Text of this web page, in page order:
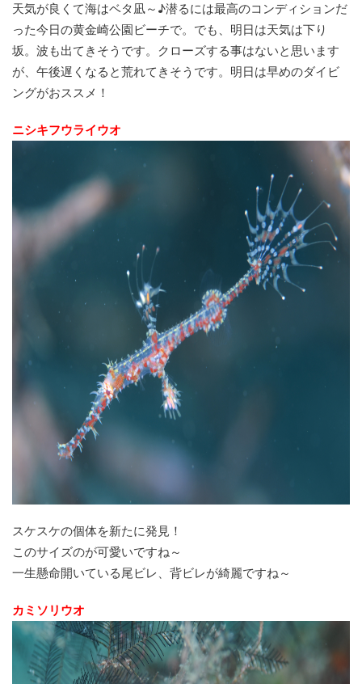
天気が良くて海はベタ凪～♪潜るには最高のコンディションだ
った今日の黄金崎公園ビーチで。でも、明日は天気は下り
坂。波も出てきそうです。クローズする事はないと思います
が、午後遅くなると荒れてきそうです。明日は早めのダイビ
ングがおススメ！
ニシキフウライウオ
スケスケの個体を新たに発見！
このサイズのが可愛いですね～
一生懸命開いている尾ビレ、背ビレが綺麗ですね～
カミソリウオ